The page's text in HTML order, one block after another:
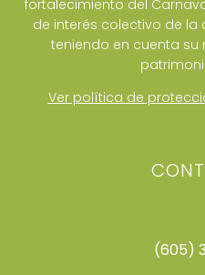
fortalecimiento del
de interés colectivo de
teniendo en cuenta su
Ver política de
(605)